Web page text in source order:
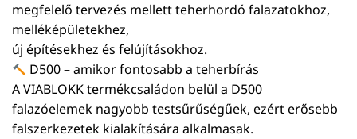
megfelelő tervezés mellett teherhordó falazatokhoz,
melléképületekhez,
új építésekhez és felújításokhoz.
D500 – amikor fontosabb a teherbírás
A VIABLOKK termékcsaládon belül a D500
falazóelemek nagyobb testsűrűségűek, ezért erősebb
falszerkezetek kialakítására alkalmasak.